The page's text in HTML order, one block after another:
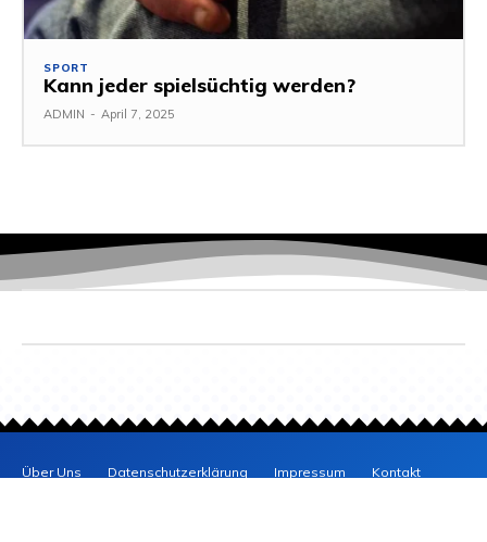
SPORT
Kann jeder spielsüchtig werden?
ADMIN - April 7, 2025
Über Uns Datenschutzerklärung Impressum Kontakt